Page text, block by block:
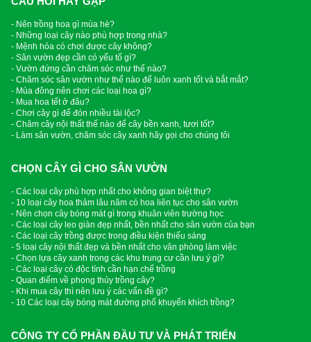
- Nên trồng hoa gì mùa hè?
- Những loại cây nào phù hợp trong nhà?
- Mệnh hỏa có chơi được cây không?
- Sân vườn đẹp cần có yếu tố gì?
- Vườn đứng cần chăm sóc như thế nào?
- Chăm sóc sân vườn như thế nào để luôn xanh tốt và bắt mắt?
- Mùa đông nên chơi các loại hoa gì?
- Mua hoa tết ở đâu?
- Chơi cây gì để đón nhiều tài lộc?
- Chăm cây nội thất thế nào để cây bền xanh, tươi tốt?
- Làm sân vườn, chăm sóc cây xanh hãy gọi cho chúng tôi
CHỌN CÂY GÌ CHO SÂN VƯỜN
- Các loại cây phù hợp nhất cho không gian biệt thự?
- 10 loại cây hoa thảm lâu năm có hoa liên tục cho sân vườn
- Nên chọn cây bóng mát gì trong khuân viên trường học
- Các loại cây leo giàn đẹp nhất, bền nhất cho sân vườn của bạn
- Các loại cây trồng được trong điều kiện thiếu sáng
- 5 loại cây nội thất đẹp và bền nhất cho văn phòng làm việc
- Chọn lựa cây xanh trong các khu trung cư cần lưu ý gì?
- Các loại cây có độc tính cần hạn chế trồng
- Quan điểm về phong thủy trồng cây?
- Khi mua cây thì nên lưu ý các vấn đề gì?
- 10 Các loại cây bóng mát đường phố khuyến khích trồng?
CÔNG TY CỔ PHẦN ĐẦU TƯ VÀ PHÁT TRIỂN